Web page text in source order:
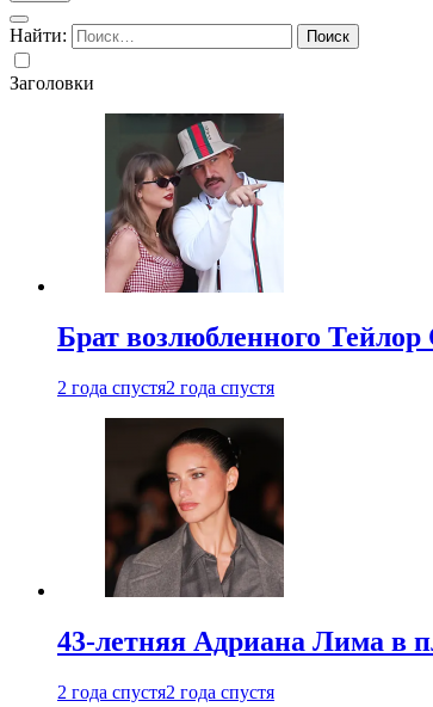
Найти:
Заголовки
Брат возлюбленного
2 года спустя2 года спустя
43-летняя Адриана Лима в
2 года спустя2 года спустя